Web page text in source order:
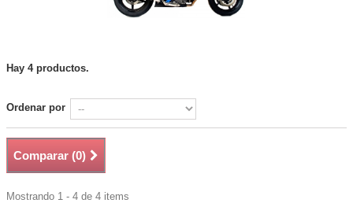
Hay 4 productos.
Ordenar por
Comparar (0)
Mostrando 1 - 4 de 4 items